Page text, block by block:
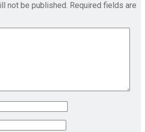
not be published. Required fields are